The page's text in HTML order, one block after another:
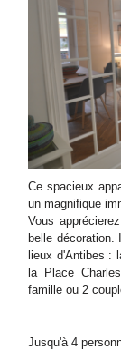
Ce spacieux
un magnifique
Vous
belle
lieux d'Antibes :
la Place
famille ou 2
Jusqu'à 4